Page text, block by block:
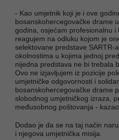
- Kao umjetnik koji je i ove
bosanskohercegovačke drame
godina, osjećam profesionalnu i
reagujem na odluku kojom je
selektovane predstave SARTR-
okolnostima u kojima jednoj
nijedna predstava ne bi trebala
Ovo ne izjavljujem iz pozicije
umjetničke odgovornosti i
bosanskohercegovačke drame
slobodnog umjetničkog izraza,
međusobnog poštovanja -
Dodao je da se na taj način
i njegova umjetnička misija.